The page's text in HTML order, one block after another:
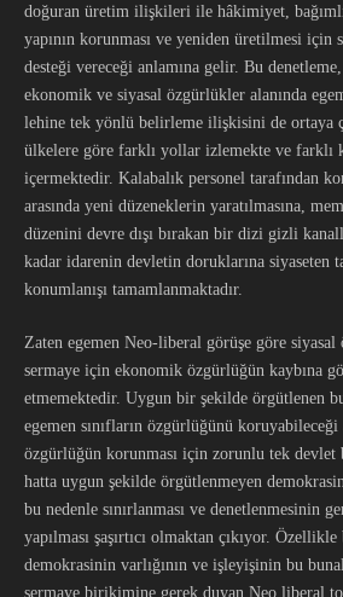
doğuran üretim ilişkileri ile hâkimiyet,
yapının korunması ve yeniden üretilmesi için
desteği vereceği anlamına gelir. Bu
ekonomik ve siyasal özgürlükler alanında
lehine tek yönlü belirleme ilişkisini de ortaya
ülkelere göre farklı yollar izlemekte ve farklı
içermektedir. Kalabalık personel tarafından
arasında yeni düzeneklerin yaratılmasına,
düzenini devre dışı bırakan bir dizi gizli
kadar idarenin devletin doruklarına siyaseten
konumlanışı tamamlanmaktadır.
Zaten egemen Neo-liberal görüşe göre
sermaye için ekonomik özgürlüğün kaybına
etmemektedir. Uygun bir şekilde örgütlenen
egemen sınıfların özgürlüğünü
özgürlüğün korunması için zorunlu tek devlet
hatta uygun şekilde örgütlenmeyen
bu nedenle sınırlanması ve denetlenmesinin
yapılması şaşırtıcı olmaktan çıkıyor.
demokrasinin varlığının ve işleyişinin bu
sermaye birikimine gerek duyan Neo liberal